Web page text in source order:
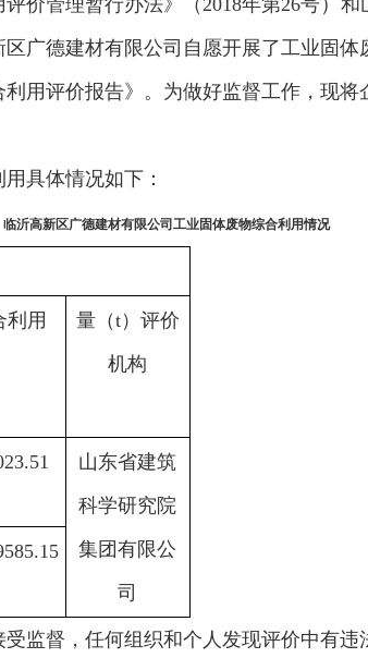
价管理暂行办法》（2018年第26号
和
广德建材有限公司自愿开展了工业固
用评价报告》。为做好监督工作，现
具体情况如下：
临沂高新区广德建材有限公司工业固体废物综合利用情况
利用
量（t）评价
机构
山东省建筑
科学研究院
集团有限公
司
监督，任何组织和个人发现评价中有